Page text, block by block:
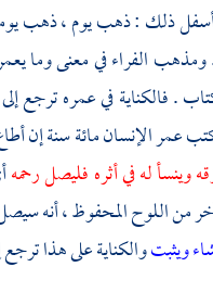
ذلك : ذهب يوم ، ذهب
ومذهبالفراءفي معنى وما
في عمره ترجع إلى
الإنسان مائة سنة إن
له في أثره فليصل رحمه
اللوح المحفوظ ، أنه
ويثبتوالكناية على هذا ترجع